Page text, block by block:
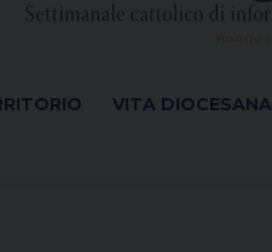
VITA DIOCESANA